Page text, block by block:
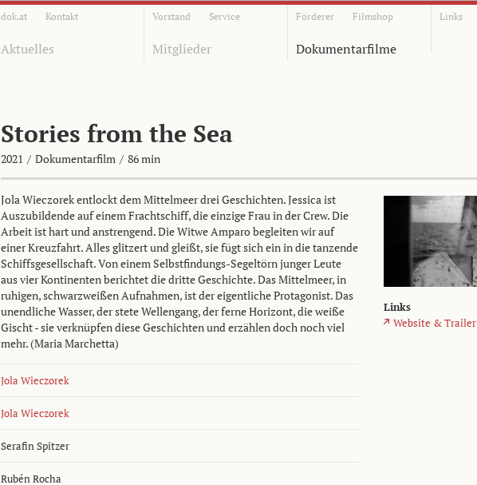
dok.at Kontakt Vorstand Service Förderer Filmshop Links
Aktuelles Mitglieder Dokumentarfilme
Stories from the Sea
2021 / Dokumentarfilm / 86 min
Jola Wieczorek entlockt dem Mittelmeer drei Geschichten. Jessica ist
Auszubildende auf einem Frachtschiff, die einzige Frau in der Crew. Die
Arbeit ist hart und anstrengend. Die Witwe Amparo begleiten wir auf
einer Kreuzfahrt. Alles glitzert und gleißt, sie fügt sich ein in die tanzende
Schiffsgesellschaft. Von einem Selbstfindungs-Segeltörn junger Leute
aus vier Kontinenten berichtet die dritte Geschichte. Das Mittelmeer, in
ruhigen, schwarzweißen Aufnahmen, ist der eigentliche Protagonist. Das
unendliche Wasser, der stete Wellengang, der ferne Horizont, die weiße
Gischt - sie verknüpfen diese Geschichten und erzählen doch noch viel
mehr. (Maria Marchetta)
Jola Wieczorek
Jola Wieczorek
Serafin Spitzer
Rubén Rocha
Links
Website & Trailer